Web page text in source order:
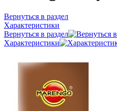
Вернуться в раздел
Характеристики
Вернуться в раздел
Характеристики